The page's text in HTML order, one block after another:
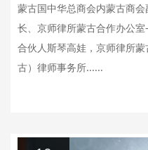
蒙古国中华总商会内蒙古商
长、京师律所蒙古合作办公
合伙人斯琴高娃，京师律所
古）律师事务所......